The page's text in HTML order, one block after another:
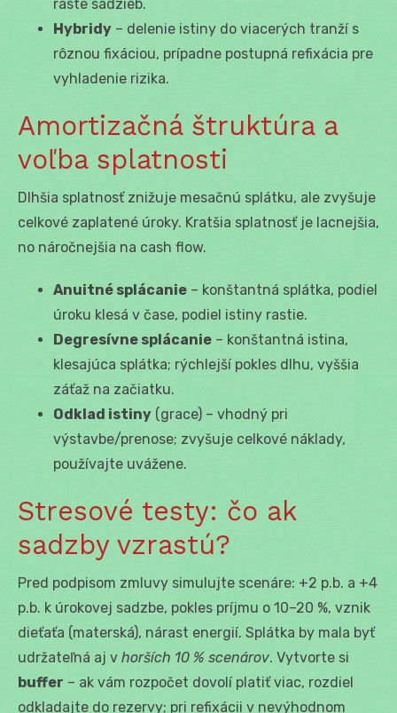
raste sadzieb.
Hybridy – delenie istiny do viacerých tranží s
rôznou fixáciou, prípadne postupná refixácia pre
vyhladenie rizika.
Amortizačná štruktúra a
voľba splatnosti
Dlhšia splatnosť znižuje mesačnú splátku, ale zvyšuje
celkové zaplatené úroky. Kratšia splatnosť je lacnejšia,
no náročnejšia na cash flow.
Anuitné splácanie – konštantná splátka, podiel
úroku klesá v čase, podiel istiny rastie.
Degresívne splácanie – konštantná istina,
klesajúca splátka; rýchlejší pokles dlhu, vyššia
záťaž na začiatku.
Odklad istiny (grace) – vhodný pri
výstavbe/prenose; zvyšuje celkové náklady,
používajte uvážene.
Stresové testy: čo ak
sadzby vzrastú?
Pred podpisom zmluvy simulujte scenáre: +2 p.b. a +4
p.b. k úrokovej sadzbe, pokles príjmu o 10–20 %, vznik
dieťaťa (materská), nárast energií. Splátka by mala byť
udržateľná aj v horších 10 % scenárov. Vytvorte si
buffer – ak vám rozpočet dovolí platiť viac, rozdiel
odkladajte do rezervy; pri refixácii v nevýhodnom